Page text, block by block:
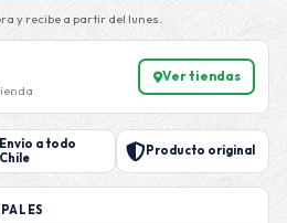
y recibe a partir del lunes.
Ver tiendas
Envío a todo
Producto original